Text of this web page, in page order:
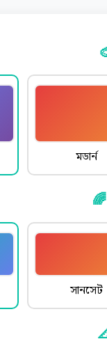
মডার্ন
সানসেট